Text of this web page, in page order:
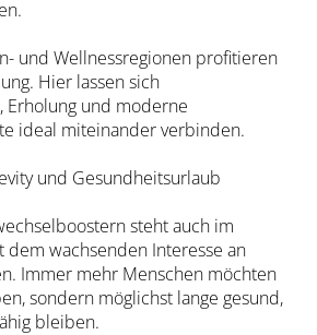
und Wellnessregionen profitieren
Hier lassen sich
Erholung und moderne
ideal miteinander verbinden.
und Gesundheitsurlaub
steht auch im
dem wachsenden Interesse an
Immer mehr Menschen möchten
sondern möglichst lange gesund,
bleiben.